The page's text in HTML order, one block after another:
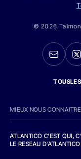
© 2026
MIEUX NOUS CONNAITRE
ATLANTICO C'EST QUI,
LE RESEAU D'ATLANTICO